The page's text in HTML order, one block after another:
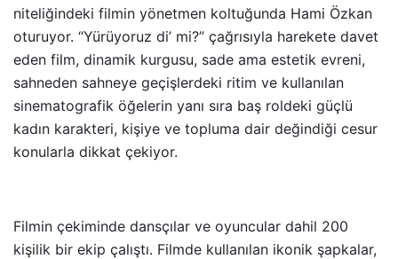
niteliğindeki filmin yönetmen koltuğunda Hami Özkan
oturuyor. “Yürüyoruz di’ mi?” çağrısıyla harekete davet
eden film, dinamik kurgusu, sade ama estetik evreni,
sahneden sahneye geçişlerdeki ritim ve kullanılan
sinematografik öğelerin yanı sıra baş roldeki güçlü
kadın karakteri, kişiye ve topluma dair değindiği cesur
konularla dikkat çekiyor.
Filmin çekiminde dansçılar ve oyuncular dahil 200
kişilik bir ekip çalıştı. Filmde kullanılan ikonik şapkalar,